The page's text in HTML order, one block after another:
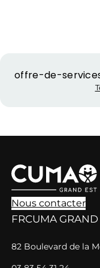
offre-de-
Nous contacter
FRCUMA GRAND
82 Boulevard de la